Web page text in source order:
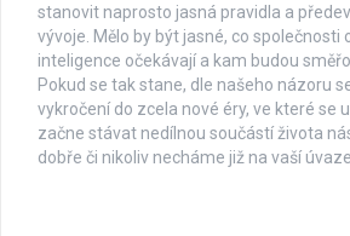
stanovit naprosto jasná pravidla a
vývoje. Mělo by být jasné, co společnosti
inteligence očekávají a kam budou
Pokud se tak stane, dle našeho názoru
vykročení do zcela nové éry, ve které se
začne stávat nedílnou součástí života
dobře či nikoliv necháme již na vaší úvaze.